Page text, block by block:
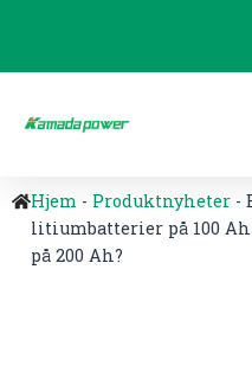
Hjem - Produktnyheter -
litiumbatterier på 100
på 200 Ah?